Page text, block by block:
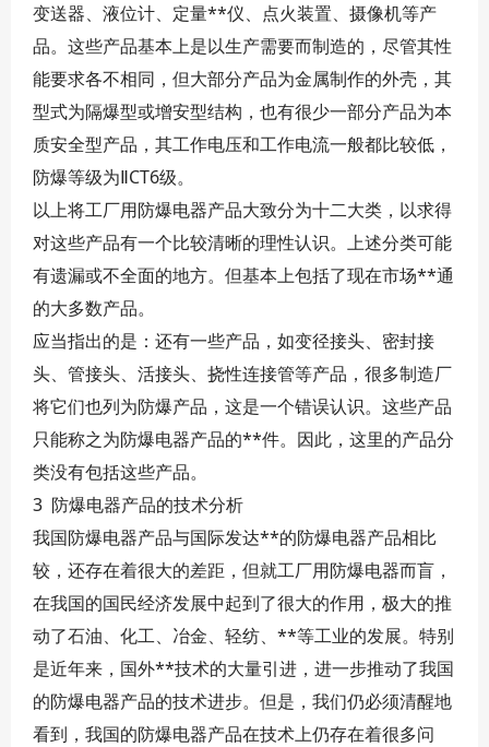
变送器、液位计、定量**仪、点火装置、摄像机等产
品。这些产品基本上是以生产需要而制造的，尽管其性
能要求各不相同，但大部分产品为金属制作的外壳，其
型式为隔爆型或增安型结构，也有很少一部分产品为本
质安全型产品，其工作电压和工作电流一般都比较低，
防爆等级为ⅡCT6级。
以上将工厂用防爆电器产品大致分为十二大类，以求得
对这些产品有一个比较清晰的理性认识。上述分类可能
有遗漏或不全面的地方。但基本上包括了现在市场**通
的大多数产品。
应当指出的是：还有一些产品，如变径接头、密封接
头、管接头、活接头、挠性连接管等产品，很多制造厂
将它们也列为防爆产品，这是一个错误认识。这些产品
只能称之为防爆电器产品的**件。因此，这里的产品分
类没有包括这些产品。
3 防爆电器产品的技术分析
我国防爆电器产品与国际发达**的防爆电器产品相比
较，还存在着很大的差距，但就工厂用防爆电器而盲，
在我国的国民经济发展中起到了很大的作用，极大的推
动了石油、化工、冶金、轻纺、**等工业的发展。特别
是近年来，国外**技术的大量引进，进一步推动了我国
的防爆电器产品的技术进步。但是，我们仍必须清醒地
看到，我国的防爆电器产品在技术上仍存在着很多问